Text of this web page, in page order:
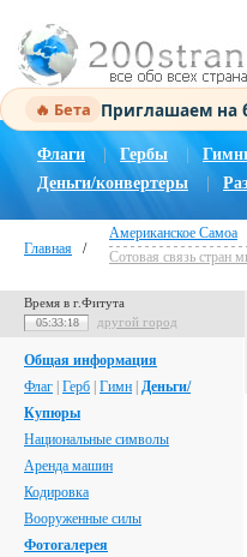
🔥 Бета Приглашаем на
Флаги Гербы
Деньги/конвертеры
Главная /
Американское Самоа
Сотовая связь стран
Время в г.Фитута
05:33:19 другой город
Общая информация
Флаг Герб Гимн Деньги/
Купюры
Национальные символы
Аренда машин
Кодировка
Вооруженные силы
Фотогалерея